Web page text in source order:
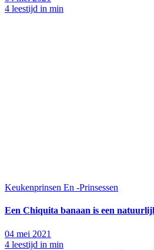
4 leestijd in min
Keukenprinsen En -Prinsessen
Een Chiquita banaan is een
04 mei 2021
4 leestijd in min